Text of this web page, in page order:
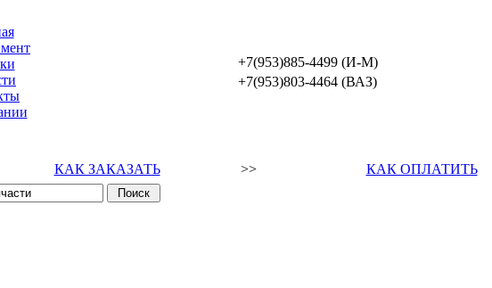
+7(953)885-4499 (И-М)
+7(953)803-4464 (ВАЗ)
КАК ЗАКАЗАТЬ >> КАК ОПЛАТИТЬ